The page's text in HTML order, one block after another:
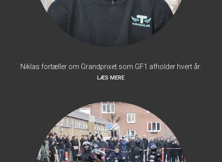
Niklas fortæller om Grandprixet som GF1 afholder hvert år.
LÆS MERE